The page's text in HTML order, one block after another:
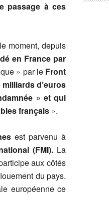
passage à ces
moment, depuis
en France par
» par leFront
milliards d’euros
» et qui
français ».
est parvenu à
(FMI).La
aux côtés
du pays.
européenne ce